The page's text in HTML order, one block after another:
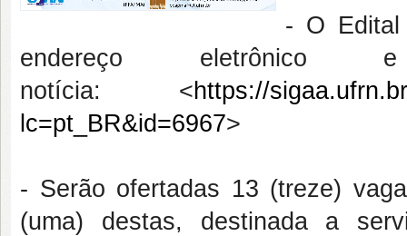
- O Edital
endereço
notícia: <https://
lc=pt_BR&id=6967>
- Serão ofertadas 13 (treze)
(uma) destas, destinada a